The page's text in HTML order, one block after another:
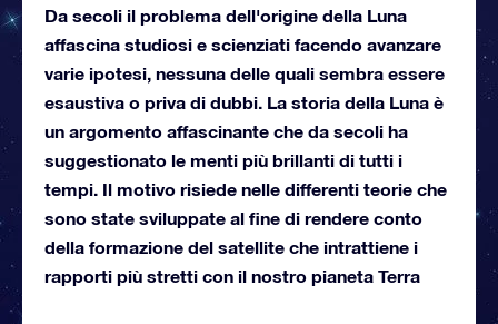
Da secoli il problema dell'origine della Luna
affascina studiosi e scienziati facendo avanzare
varie ipotesi, nessuna delle quali sembra essere
esaustiva o priva di dubbi. La storia della Luna è
un argomento affascinante che da secoli ha
suggestionato le menti più brillanti di tutti i
tempi. Il motivo risiede nelle differenti teorie che
sono state sviluppate al fine di rendere conto
della formazione del satellite che intrattiene i
rapporti più stretti con il nostro pianeta Terra